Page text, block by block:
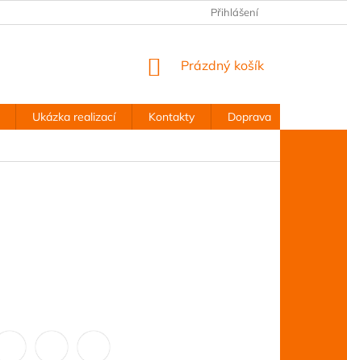
Přihlášení
NÁKUPNÍ
Prázdný košík
Ukázka realizací Kontakty Doprava